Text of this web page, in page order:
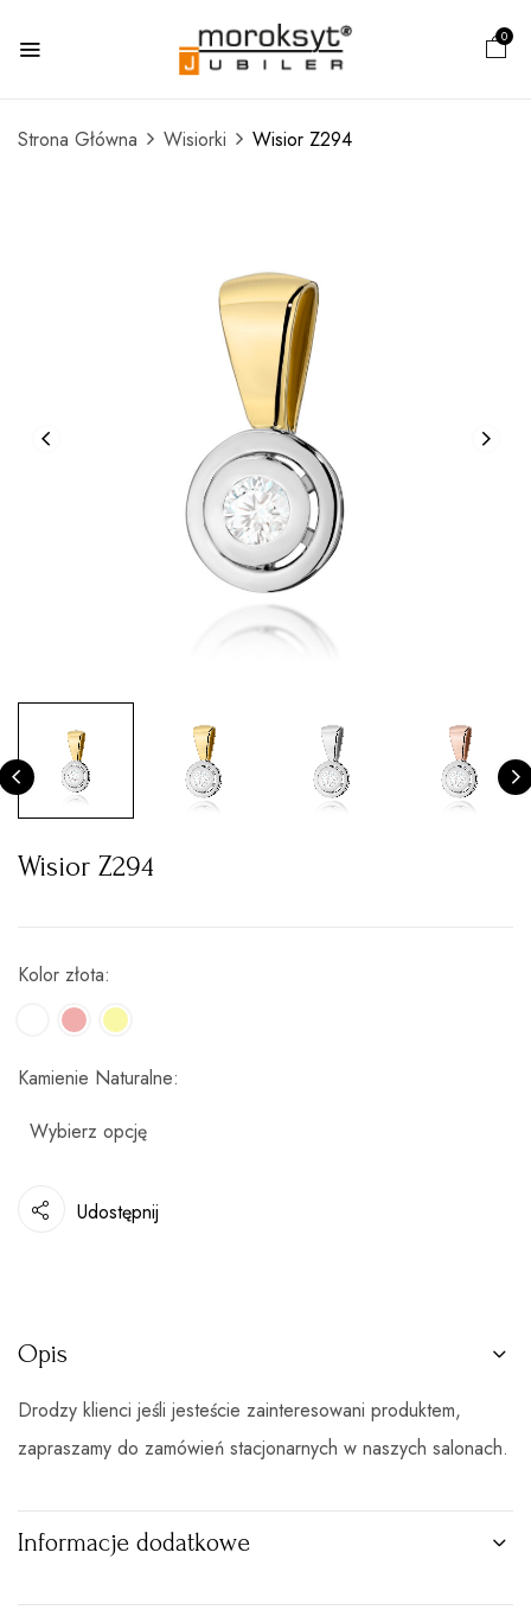
0
Strona Główna Wisiorki Wisior Z294
Wisior Z294
Kolor złota
Kamienie Naturalne
Udostępnij
Opis
Drodzy klienci jeśli jesteście zainteresowani produktem,
zapraszamy do zamówień stacjonarnych w naszych salonach.
Informacje dodatkowe